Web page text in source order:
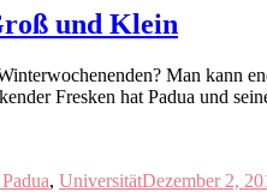
und Klein
Man kann
Fresken hat Padua und
, UniversitätDezember 2,